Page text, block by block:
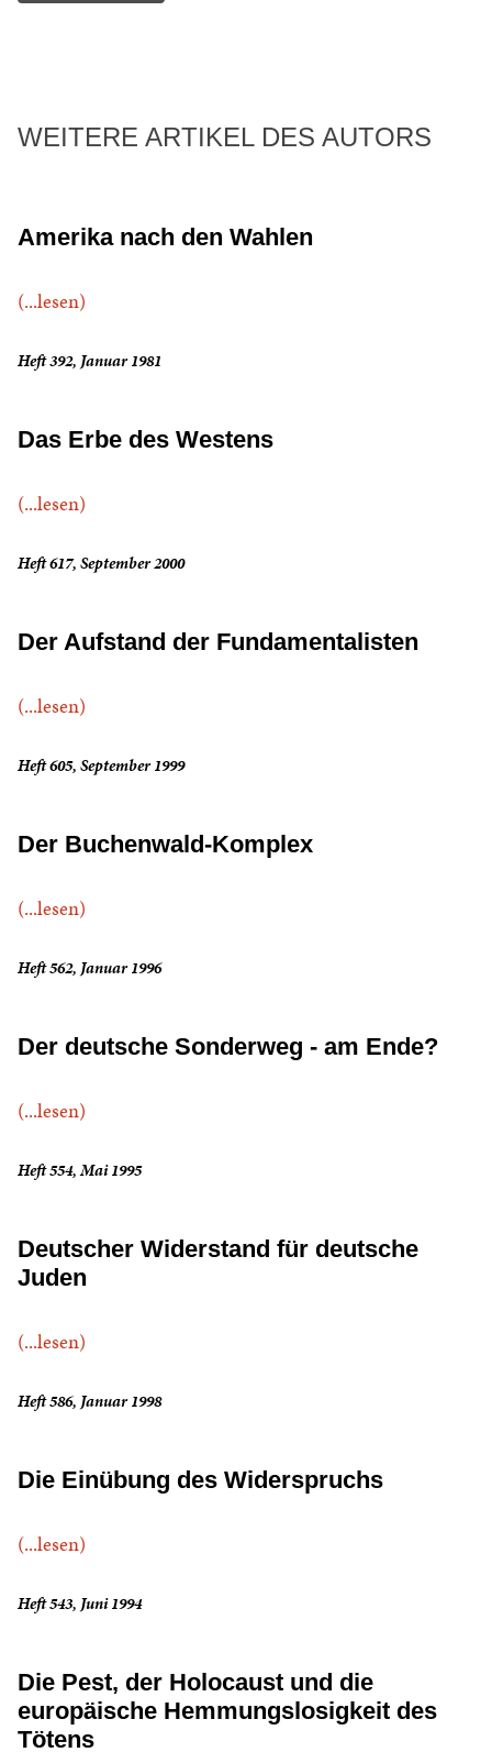
WEITERE ARTIKEL DES AUTORS
Amerika nach den Wahlen
(...lesen)
Heft 392, Januar 1981
Das Erbe des Westens
(...lesen)
Heft 617, September 2000
Der Aufstand der Fundamentalisten
(...lesen)
Heft 605, September 1999
Der Buchenwald-Komplex
(...lesen)
Heft 562, Januar 1996
Der deutsche Sonderweg - am Ende?
(...lesen)
Heft 554, Mai 1995
Deutscher Widerstand für deutsche
Juden
(...lesen)
Heft 586, Januar 1998
Die Einübung des Widerspruchs
(...lesen)
Heft 543, Juni 1994
Die Pest, der Holocaust und die
europäische Hemmungslosigkeit des
Tötens